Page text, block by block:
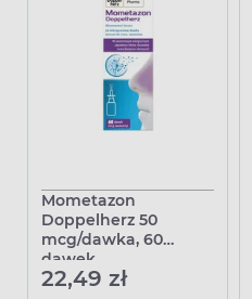
Mometazon
Doppelherz 50
mcg/dawka, 60
dawek
22,49 zł